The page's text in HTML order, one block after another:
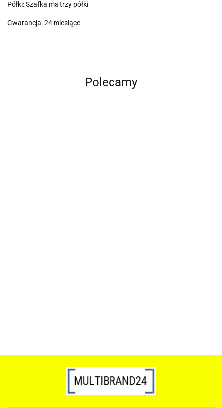
Półki: Szafka ma trzy półki
Gwarancja: 24 miesiące
Polecamy